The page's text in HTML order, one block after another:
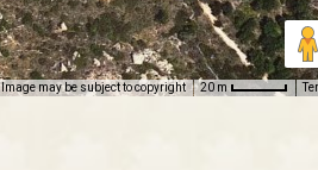
Image may be subject to copyright 20 m